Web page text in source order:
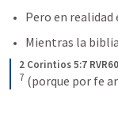
Pero en realidad
Mientras la
2 Corintios 5:7 RVR60
7 (porque por fe